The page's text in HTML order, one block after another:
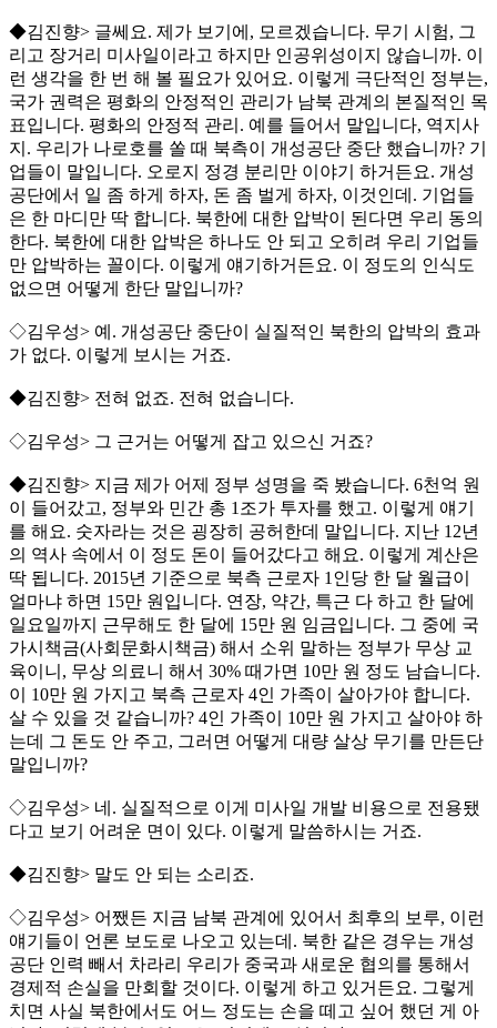
◆김진향> 글쎄요. 제가 보기에, 모르겠습니다. 무기 시험, 그
리고 장거리 미사일이라고 하지만 인공위성이지 않습니까. 이
런 생각을 한 번 해 볼 필요가 있어요. 이렇게 극단적인 정부는,
국가 권력은 평화의 안정적인 관리가 남북 관계의 본질적인 목
표입니다. 평화의 안정적 관리. 예를 들어서 말입니다, 역지사
지. 우리가 나로호를 쏠 때 북측이 개성공단 중단 했습니까? 기
업들이 말입니다. 오로지 정경 분리만 이야기 하거든요. 개성
공단에서 일 좀 하게 하자, 돈 좀 벌게 하자, 이것인데. 기업들
은 한 마디만 딱 합니다. 북한에 대한 압박이 된다면 우리 동의
한다. 북한에 대한 압박은 하나도 안 되고 오히려 우리 기업들
만 압박하는 꼴이다. 이렇게 얘기하거든요. 이 정도의 인식도
없으면 어떻게 한단 말입니까?
◇김우성> 예. 개성공단 중단이 실질적인 북한의 압박의 효과
가 없다. 이렇게 보시는 거죠.
◆김진향> 전혀 없죠. 전혀 없습니다.
◇김우성> 그 근거는 어떻게 잡고 있으신 거죠?
◆김진향> 지금 제가 어제 정부 성명을 죽 봤습니다. 6천억 원
이 들어갔고, 정부와 민간 총 1조가 투자를 했고. 이렇게 얘기
를 해요. 숫자라는 것은 굉장히 공허한데 말입니다. 지난 12년
의 역사 속에서 이 정도 돈이 들어갔다고 해요. 이렇게 계산은
딱 됩니다. 2015년 기준으로 북측 근로자 1인당 한 달 월급이
얼마냐 하면 15만 원입니다. 연장, 약간, 특근 다 하고 한 달에
일요일까지 근무해도 한 달에 15만 원 임금입니다. 그 중에 국
가시책금(사회문화시책금) 해서 소위 말하는 정부가 무상 교
육이니, 무상 의료니 해서 30% 때가면 10만 원 정도 남습니다.
이 10만 원 가지고 북측 근로자 4인 가족이 살아가야 합니다.
살 수 있을 것 같습니까? 4인 가족이 10만 원 가지고 살아야 하
는데 그 돈도 안 주고, 그러면 어떻게 대량 살상 무기를 만든단
말입니까?
◇김우성> 네. 실질적으로 이게 미사일 개발 비용으로 전용됐
다고 보기 어려운 면이 있다. 이렇게 말씀하시는 거죠.
◆김진향> 말도 안 되는 소리죠.
◇김우성> 어쨌든 지금 남북 관계에 있어서 최후의 보루, 이런
얘기들이 언론 보도로 나오고 있는데. 북한 같은 경우는 개성
공단 인력 빼서 차라리 우리가 중국과 새로운 협의를 통해서
경제적 손실을 만회할 것이다. 이렇게 하고 있거든요. 그렇게
치면 사실 북한에서도 어느 정도는 손을 떼고 싶어 했던 게 아